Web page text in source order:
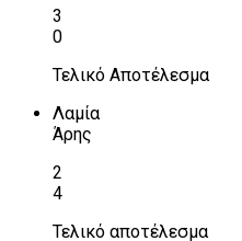
3
0
Τελικό Αποτέλεσμα
Λαμία
Άρης
2
4
Τελικό αποτέλεσμα